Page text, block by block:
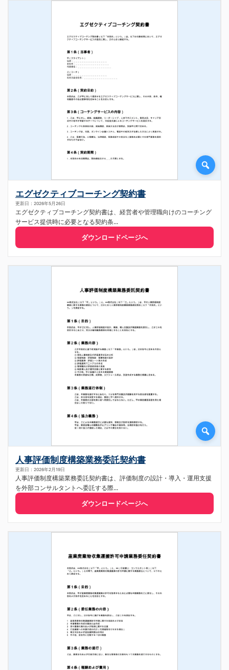
エグゼクティブコーチング契約書
更新日：2026年5月26日
エグゼクティブコーチング契約書は、経営者や管理職向けのコーチング
サービス提供時に必要となる契約条...
ダウンロードページへ
人事評価制度構築業務委託契約書
更新日：2026年2月19日
人事評価制度構築業務委託契約書は、評価制度の設計・導入・運用支援
を外部コンサルタントへ委託する際...
ダウンロードページへ